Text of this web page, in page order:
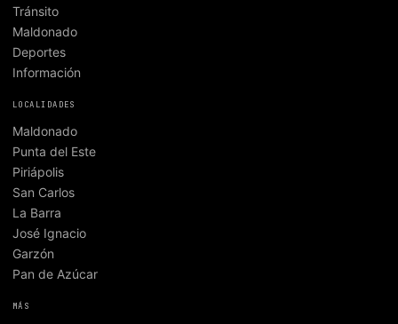
Tránsito
Maldonado
Deportes
Información
LOCALIDADES
Maldonado
Punta del Este
Piriápolis
San Carlos
La Barra
José Ignacio
Garzón
Pan de Azúcar
MÁS